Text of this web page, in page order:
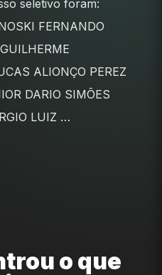
seletivo foram:
FERNANDO
ALIONÇO PEREZ
DARIO SIMÕES
LUIZ …
o que